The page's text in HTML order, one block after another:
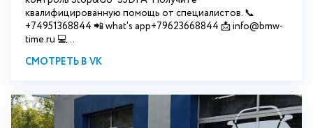
квалифицированную помощь от специалистов. 📞
+74951368844 📲 what's app+79623668844 📩 info@bmw-
time.ru 💻...
СМОТРЕТЬ В VK